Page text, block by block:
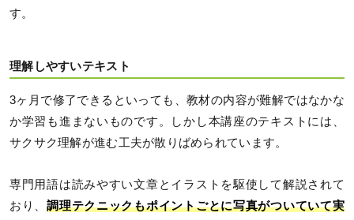
す。
理解しやすいテキスト
3ヶ月で修了できるといっても、教材の内容が難解ではなかな
か学習も進まないものです。しかし本講座のテキストには、
サクサク理解が進む工夫が散りばめられています。
専門用語は読みやすい文章とイラストを駆使して解説されて
おり、調理テクニックもポイントごとに写真がついていて実